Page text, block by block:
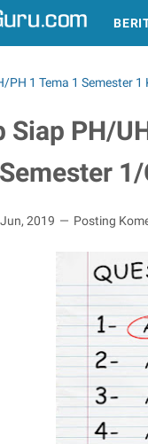
PH 1 Tema 1 Semester
PH/
2019 Posting